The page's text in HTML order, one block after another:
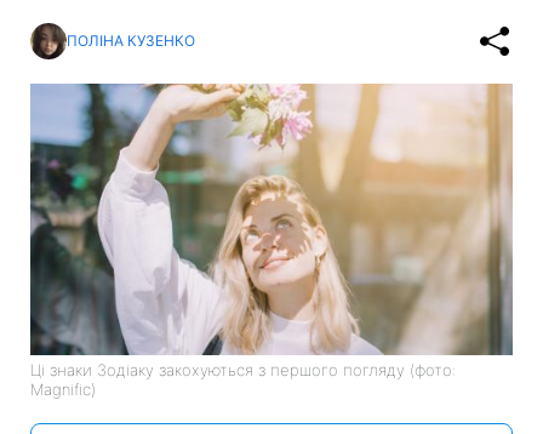
ПОЛІНА КУЗЕНКО
Ці знаки Зодіаку закохуються з першого погляду (фото:
Magnific)